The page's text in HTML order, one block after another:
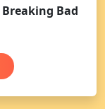
Bad